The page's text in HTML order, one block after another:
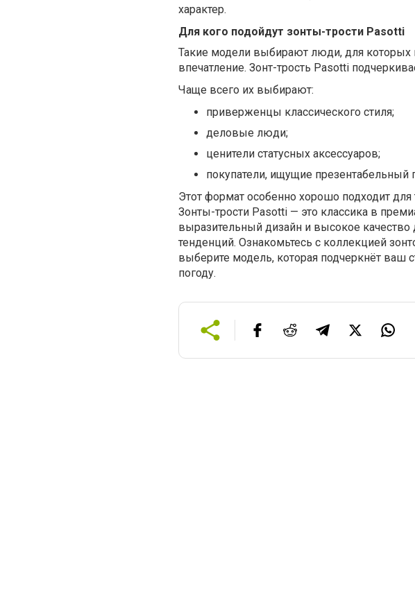
характер.
Для кого подойдут зонты-трости Pasotti
Такие модели выбирают люди, для которых
впечатление. Зонт-трость Pasotti
Чаще всего их выбирают:
приверженцы классического стиля;
деловые люди;
ценители статусных аксессуаров;
покупатели, ищущие презентабельный
Этот формат особенно хорошо подходит
Зонты-трости Pasotti — это классика в
выразительный дизайн и высокое
тенденций. Ознакомьтесь с коллекцией
выберите модель, которая подчеркнёт
погоду.